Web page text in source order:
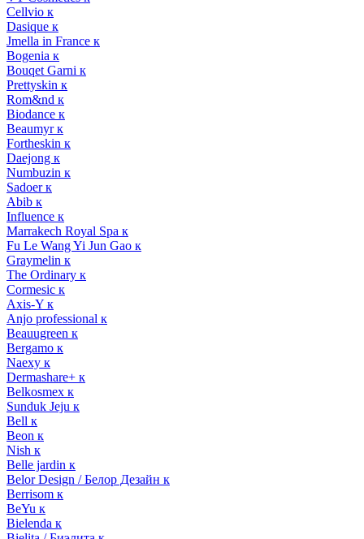
Cellvio к
Dasique к
Jmella in France к
Bogenia к
Bouqet Garni к
Prettyskin к
Rom&nd к
Biodance к
Beaumyr к
Fortheskin к
Daejong к
Numbuzin к
Sadoer к
Abib к
Influence к
Marrakech Royal Spa к
Fu Le Wang Yi Jun Gao к
Graymelin к
The Ordinary к
Cormesic к
Axis-Y к
Anjo professional к
Beauugreen к
Bergamo к
Naexy к
Dermashare+ к
Belkosmex к
Sunduk Jeju к
Bell к
Beon к
Nish к
Belle jardin к
Belor Design / Белор Дезайн к
Berrisom к
BeYu к
Bielenda к